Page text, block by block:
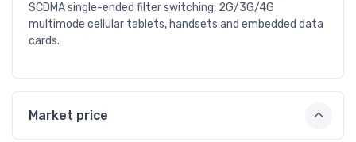
SCDMA single-ended filter switching, 2G/3G/4G
multimode cellular tablets, handsets and embedded data
cards.
Market price